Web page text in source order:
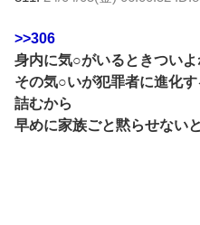
>>306
身内に気○がいるときついよ
その気○いが犯罪者に進化
詰むから
早めに家族ごと黙らせない